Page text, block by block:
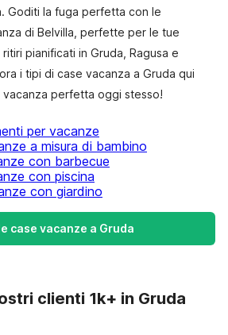
Goditi la fuga perfetta con le
di Belvilla, perfette per le tue
pianificati in Gruda, Ragusa e
i tipi di case vacanza a Gruda qui
perfetta oggi stesso!
per vacanze
a misura di bambino
con barbecue
con piscina
con giardino
case vacanze a Gruda
clienti 1k+ in Gruda